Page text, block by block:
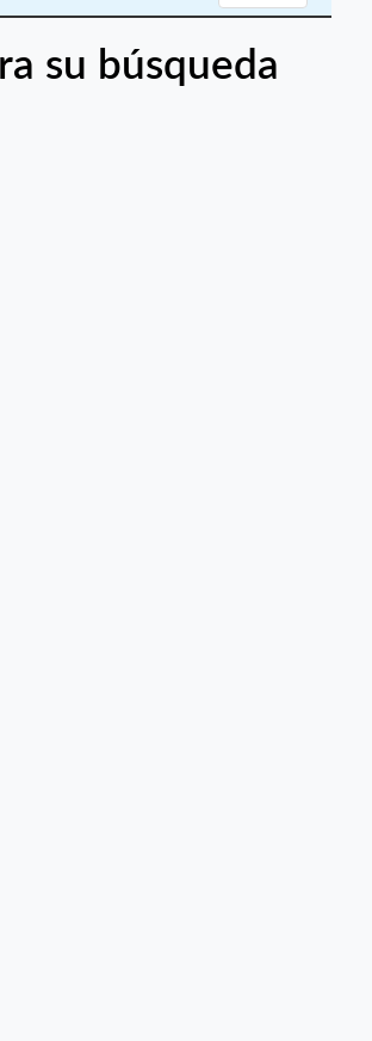
su búsqueda